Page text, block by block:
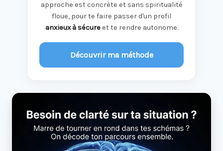
approche est concrète et sans spiritualité
floue, pour te faire passer d'un profil
anxieux à sécureet te rendre autonome.
Découvrir ma méthode